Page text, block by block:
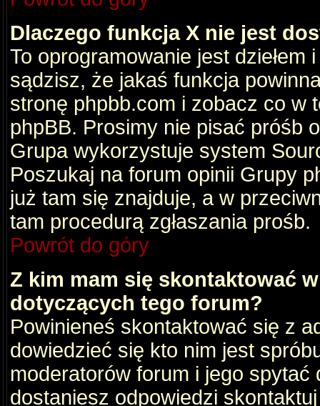
Dlaczego funkcja X nie jest
To oprogramowanie jest dziełem
sądzisz, że jakaś funkcja
stronę phpbb.com i zobacz co w
phpBB. Prosimy nie pisać próśb
Grupa wykorzystuje system
Poszukaj na forum opinii Grupy
już tam się znajduje, a w
tam procedurą zgłaszania prośb.
Powrót do góry
Z kim mam się skontaktować
dotyczących tego forum?
Powinieneś skontaktować się z
dowiedzieć się kto nim jest
moderatorów forum i jego
dostaniesz odpowiedzi